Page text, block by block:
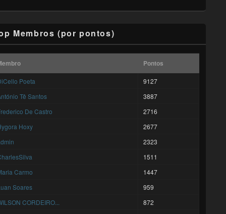
Membros (por pontos)
Pontos
Poeta
9127
Tê Santos
3887
De Castro
2716
Hoxy
2677
2323
1511
Carmo
1447
Soares
959
CORDEIRO...
872